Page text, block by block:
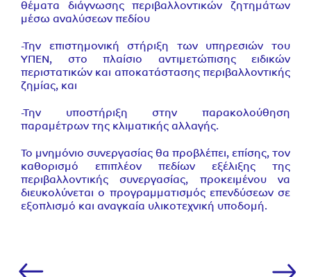
θέματα διάγνωσης περιβαλλοντικών ζητημάτων
μέσω αναλύσεων πεδίου
-Την επιστημονική στήριξη των υπηρεσιών του
ΥΠΕΝ, στο πλαίσιο αντιμετώπισης ειδικών
περιστατικών και αποκατάστασης περιβαλλοντικής
ζημίας, και
-Την υποστήριξη στην παρακολούθηση
παραμέτρων της κλιματικής αλλαγής.
Το μνημόνιο συνεργασίας θα προβλέπει, επίσης, τον
καθορισμό επιπλέον πεδίων εξέλιξης της
περιβαλλοντικής συνεργασίας, προκειμένου να
διευκολύνεται ο προγραμματισμός επενδύσεων σε
εξοπλισμό και αναγκαία υλικοτεχνική υποδομή.